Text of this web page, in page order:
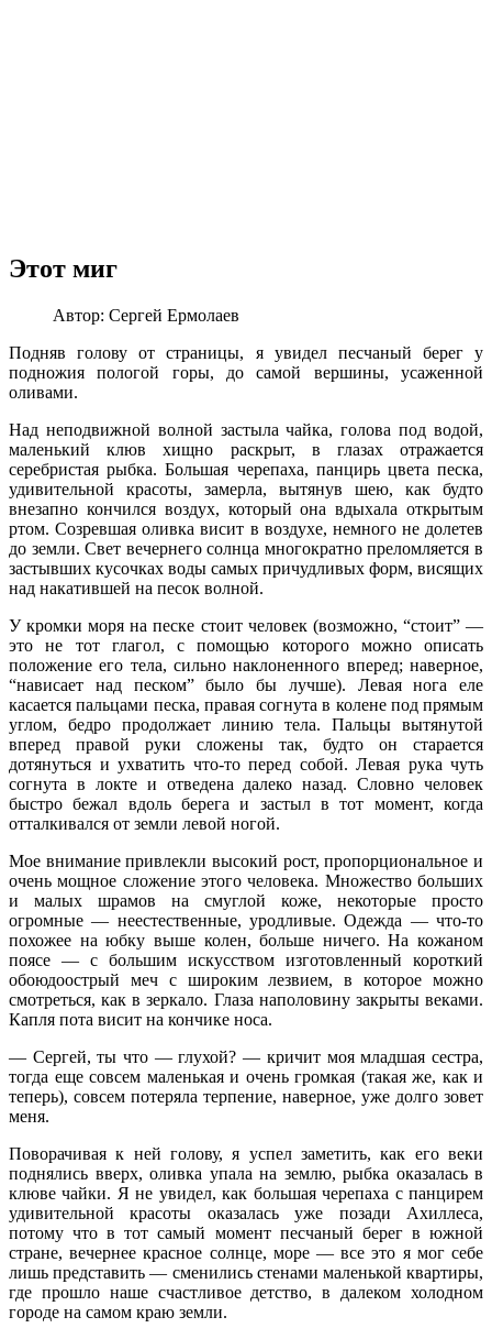
Этот миг
Автор: Сергей Ермолаев
Подняв голову от страницы, я увидел песчаный берег у
подножия пологой горы, до самой вершины, усаженной
оливами.
Над неподвижной волной застыла чайка, голова под водой,
маленький клюв хищно раскрыт, в глазах отражается
серебристая рыбка. Большая черепаха, панцирь цвета песка,
удивительной красоты, замерла, вытянув шею, как будто
внезапно кончился воздух, который она вдыхала открытым
ртом. Созревшая оливка висит в воздухе, немного не долетев
до земли. Свет вечернего солнца многократно преломляется в
застывших кусочках воды самых причудливых форм, висящих
над накатившей на песок волной.
У кромки моря на песке стоит человек (возможно, “стоит” —
это не тот глагол, с помощью которого можно описать
положение его тела, сильно наклоненного вперед; наверное,
“нависает над песком” было бы лучше). Левая нога еле
касается пальцами песка, правая согнута в колене под прямым
углом, бедро продолжает линию тела. Пальцы вытянутой
вперед правой руки сложены так, будто он старается
дотянуться и ухватить что-то перед собой. Левая рука чуть
согнута в локте и отведена далеко назад. Словно человек
быстро бежал вдоль берега и застыл в тот момент, когда
отталкивался от земли левой ногой.
Мое внимание привлекли высокий рост, пропорциональное и
очень мощное сложение этого человека. Множество больших
и малых шрамов на смуглой коже, некоторые просто
огромные — неестественные, уродливые. Одежда — что-то
похожее на юбку выше колен, больше ничего. На кожаном
поясе — с большим искусством изготовленный короткий
обоюдоострый меч с широким лезвием, в которое можно
смотреться, как в зеркало. Глаза наполовину закрыты веками.
Капля пота висит на кончике носа.
— Сергей, ты что — глухой? — кричит моя младшая сестра,
тогда еще совсем маленькая и очень громкая (такая же, как и
теперь), совсем потеряла терпение, наверное, уже долго зовет
меня.
Поворачивая к ней голову, я успел заметить, как его веки
поднялись вверх, оливка упала на землю, рыбка оказалась в
клюве чайки. Я не увидел, как большая черепаха с панцирем
удивительной красоты оказалась уже позади Ахиллеса,
потому что в тот самый момент песчаный берег в южной
стране, вечернее красное солнце, море — все это я мог себе
лишь представить — сменились стенами маленькой квартиры,
где прошло наше счастливое детство, в далеком холодном
городе на самом краю земли.